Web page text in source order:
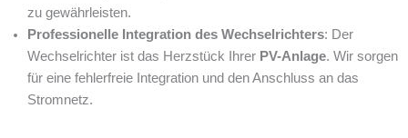
zu gewährleisten.
Professionelle Integration des Wechselrichters: Der
Wechselrichter ist das Herzstück Ihrer PV-Anlage. Wir sorgen
für eine fehlerfreie Integration und den Anschluss an das
Stromnetz.